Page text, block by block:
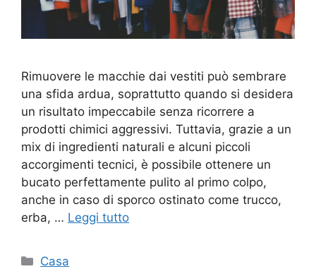
Rimuovere le macchie dai vestiti può sembrare
una sfida ardua, soprattutto quando si desidera
un risultato impeccabile senza ricorrere a
prodotti chimici aggressivi. Tuttavia, grazie a un
mix di ingredienti naturali e alcuni piccoli
accorgimenti tecnici, è possibile ottenere un
bucato perfettamente pulito al primo colpo,
anche in caso di sporco ostinato come trucco,
erba, … Leggi tutto
Categorie
Casa